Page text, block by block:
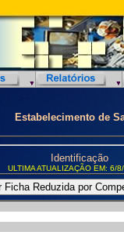
Estabelecimento de
Identificação
ULTIMA ATUALIZAÇÃO EM: